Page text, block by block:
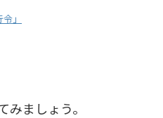
」
みましょう。